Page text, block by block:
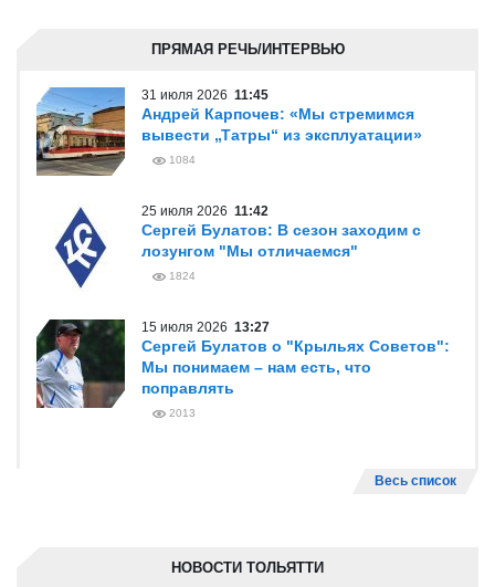
ПРЯМАЯ РЕЧЬ/ИНТЕРВЬЮ
31 июля 2026 11:45
Андрей Карпочев: «Мы стремимся
вывести „Татры“ из эксплуатации»
1084
25 июля 2026 11:42
Сергей Булатов: В сезон заходим с
лозунгом "Мы отличаемся"
1824
15 июля 2026 13:27
Сергей Булатов о "Крыльях Советов":
Мы понимаем – нам есть, что
поправлять
2013
Весь список
НОВОСТИ ТОЛЬЯТТИ